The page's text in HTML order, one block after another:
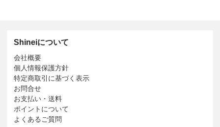
Shineiについて
会社概要
個人情報保護方針
特定商取引に基づく表示
お問合せ
お支払い・送料
ポイントについて
よくあるご質問